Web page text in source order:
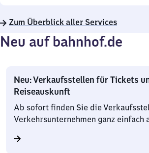
Zum Überblick aller Services
Neu auf bahnhof.de
Neu: Verkaufsstellen für Tickets
Reiseauskunft
Ab sofort finden Sie die
Verkehrsunternehmen ganz einfach